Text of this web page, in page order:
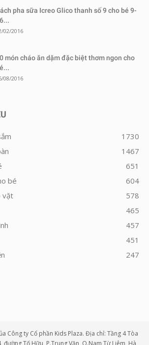
pha sữa Icreo Glico thanh số 9 cho bé 9-
02/2016
món cháo ăn dặm đặc biệt thơm ngon cho
08/2016
1730
1467
651
bé
604
vặt
578
465
457
451
247
Công ty Cổ phần Kids Plaza. Địa chỉ: Tầng 4 Tòa